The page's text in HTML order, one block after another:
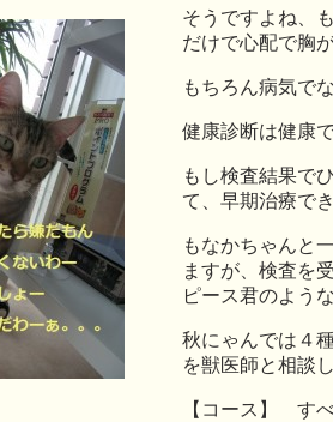
そうですよね、
だけで心配で胸
もちろん病気で
健康診断は健康
もし検査結果で
て、早期治療で
もなかちゃんと
ますが、検査を
ピース君のよう
秋にゃんでは４
を獣医師と相談
【コース】 す